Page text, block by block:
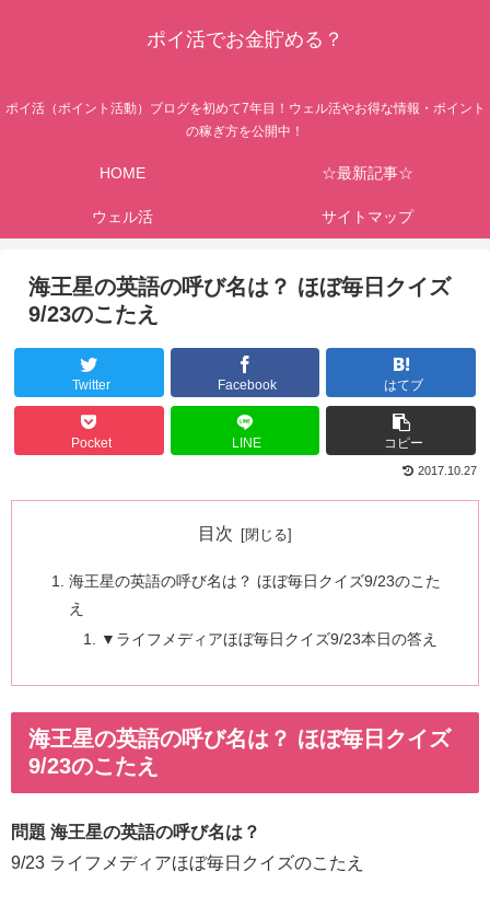
ポイ活でお金貯める？
ポイ活（ポイント活動）ブログを初めて7年目！ウェル活やお得な情報・ポイント
の稼ぎ方を公開中！
HOME ☆最新記事☆
ウェル活 サイトマップ
海王星の英語の呼び名は？ ほぼ毎日クイズ
9/23のこたえ
Twitter Facebook はてブ
Pocket LINE コピー
2017.10.27
目次
海王星の英語の呼び名は？ ほぼ毎日クイズ9/23のこた
え
▼ライフメディアほぼ毎日クイズ9/23本日の答え
海王星の英語の呼び名は？ ほぼ毎日クイズ
9/23のこたえ
問題 海王星の英語の呼び名は？
9/23 ライフメディアほぼ毎日クイズのこたえ